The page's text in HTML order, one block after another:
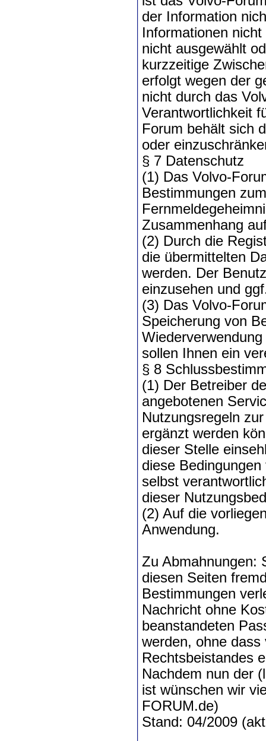
der Information
Informationen
nicht ausgewählt
kurzzeitige
erfolgt wegen der
nicht durch das
Verantwortlichkeit
Forum behält sich
oder
§ 7 Datenschutz
(1) Das Volvo-
Bestimmungen
Zusammenhang
(2) Durch die
die übermittelten
werden. Der
einzusehen und
(3) Das Volvo-
Speicherung von
sollen Ihnen ein
§ 8
(1) Der Betreiber
angebotenen
Nutzungsregeln
ergänzt werden
dieser Stelle
diese
selbst
dieser
(2) Auf die
Anwendung.
Zu Abmahnungen:
diesen Seiten
Bestimmungen
Nachricht ohne
beanstandeten
werden, ohne
Rechtsbeistandes
Nachdem nun der
ist wünschen wir
FORUM.de)
Stand: 04/2009